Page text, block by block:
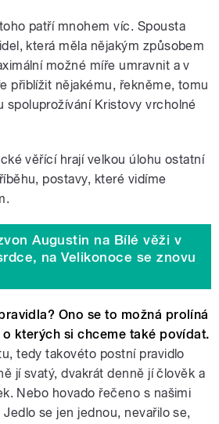
patří mnohem víc. Spousta
která měla nějakým způsobem
možné míře umravnit a v
přiblížit nějakému, řekněme, tomu
spoluprožívání Kristovy vrcholné
věřící hrají velkou úlohu ostatní
postavy, které vidíme
Augustin na Bílé věži v
na Velikonoce se znovu
Ono se to možná prolíná
kterých si chceme také povídat.
tedy takovéto postní pravidlo
jí svatý, dvakrát denně jí člověk a
Nebo hovado řečeno s našimi
se jen jednou, nevařilo se,